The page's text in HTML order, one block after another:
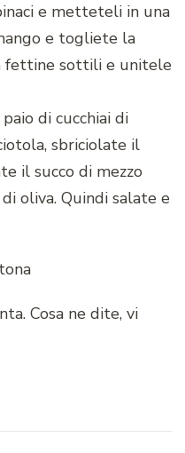
e metteteli in una
e togliete la
fettine sottili e unitele
di cucchiai di
sbriciolate il
il succo di mezzo
oliva. Quindi salate e
Cosa ne dite, vi